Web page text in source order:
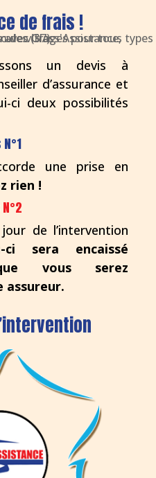
de frais !
un devis à
d’assurance et
ci deux possibilités
une prise en
rien !
de l’intervention
ci sera encaissé
vous serez
assureur.